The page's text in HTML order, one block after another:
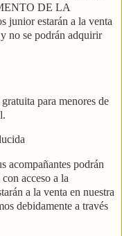
DE LA
junior estarán a la venta
no se podrán adquirir
para menores de
acompañantes podrán
acceso a la
a la venta en nuestra
debidamente a través